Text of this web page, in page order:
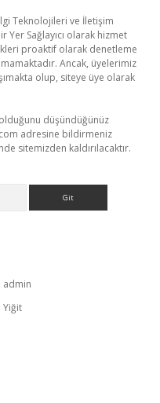
Teknolojileri ve İletişim
Yer Sağlayıcı olarak hizmet
proaktif olarak denetleme
Ancak, üyelerimiz
olup, siteye üye olarak
düşündüğünüz
adresine bildirmeniz
sitemizden kaldırılacaktır.
admin
Yiğit